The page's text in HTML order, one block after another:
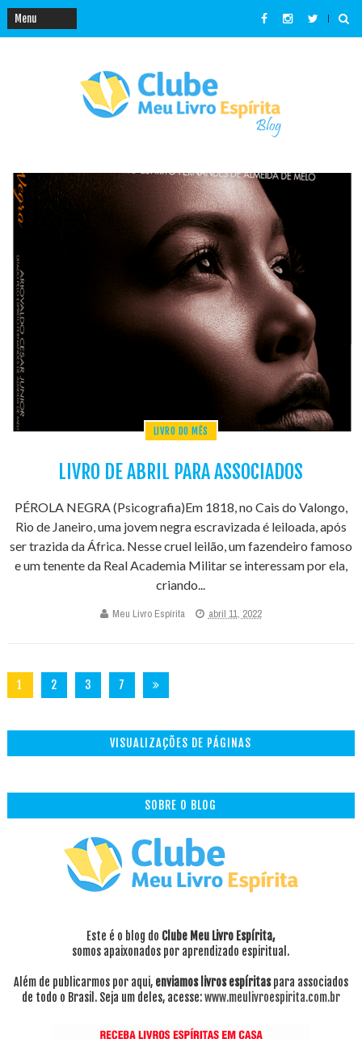
LIVRO DO MÊS
LIVRO DE ABRIL PARA ASSOCIADOS
PÉROLA NEGRA (Psicografia)Em 1818, no Cais do Valongo,
Rio de Janeiro, uma jovem negra escravizada é leiloada, após
ser trazida da África. Nesse cruel leilão, um fazendeiro famoso
e um tenente da Real Academia Militar se interessam por ela,
criando...
Meu Livro Espírita abril 11, 2022
1 2 3
7
VISUALIZAÇÕES DE PÁGINAS
SOBRE O BLOG
Este é o blog do Clube Meu Livro Espírita,
somos apaixonados por aprendizado espiritual.
Além de publicarmos por aqui, enviamos livros espíritaspara associados
de todo o Brasil. Seja um deles, acesse:www.meulivroespirita.com.br